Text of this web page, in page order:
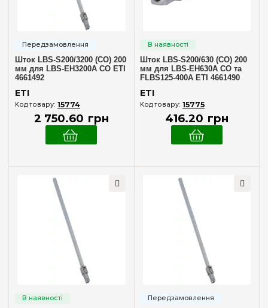
Шток LBS-S200/3200 (CO) 200
мм для LBS-EH3200A CO ETI
4661492
ETI
15774
2 750.60 грн
Шток LBS-S200/630 (CO) 200
мм для LBS-EH630A CO та
FLBS125-400A ETI 4661490
ETI
15775
416.20 грн